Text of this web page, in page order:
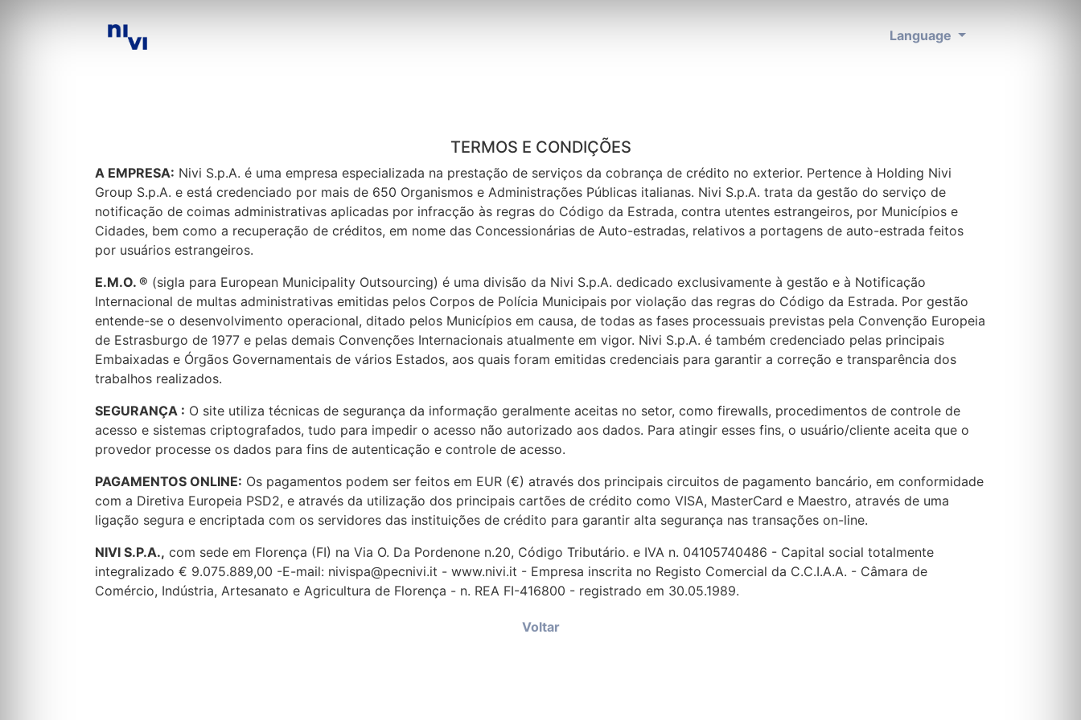
Language
TERMOS E CONDIÇÕES
A EMPRESA: Nivi S.p.A. é uma empresa especializada na prestação de serviços da cobrança de crédito no exterior. Pertence à Holding Nivi
Group S.p.A. e está credenciado por mais de 650 Organismos e Administrações Públicas italianas. Nivi S.p.A. trata da gestão do serviço de
notificação de coimas administrativas aplicadas por infracção às regras do Código da Estrada, contra utentes estrangeiros, por Municípios e
Cidades, bem como a recuperação de créditos, em nome das Concessionárias de Auto-estradas, relativos a portagens de auto-estrada feitos
por usuários estrangeiros.
E.M.O. ® (sigla para European Municipality Outsourcing) é uma divisão da Nivi S.p.A. dedicado exclusivamente à gestão e à Notificação
Internacional de multas administrativas emitidas pelos Corpos de Polícia Municipais por violação das regras do Código da Estrada. Por gestão
entende-se o desenvolvimento operacional, ditado pelos Municípios em causa, de todas as fases processuais previstas pela Convenção Europeia
de Estrasburgo de 1977 e pelas demais Convenções Internacionais atualmente em vigor. Nivi S.p.A. é também credenciado pelas principais
Embaixadas e Órgãos Governamentais de vários Estados, aos quais foram emitidas credenciais para garantir a correção e transparência dos
trabalhos realizados.
SEGURANÇA : O site utiliza técnicas de segurança da informação geralmente aceitas no setor, como firewalls, procedimentos de controle de
acesso e sistemas criptografados, tudo para impedir o acesso não autorizado aos dados. Para atingir esses fins, o usuário/cliente aceita que o
provedor processe os dados para fins de autenticação e controle de acesso.
PAGAMENTOS ONLINE: Os pagamentos podem ser feitos em EUR (€) através dos principais circuitos de pagamento bancário, em conformidade
com a Diretiva Europeia PSD2, e através da utilização dos principais cartões de crédito como VISA, MasterCard e Maestro, através de uma
ligação segura e encriptada com os servidores das instituições de crédito para garantir alta segurança nas transações on-line.
NIVI S.P.A., com sede em Florença (FI) na Via O. Da Pordenone n.20, Código Tributário. e IVA n. 04105740486 - Capital social totalmente
integralizado € 9.075.889,00 -E-mail: nivispa@pecnivi.it - www.nivi.it - Empresa inscrita no Registo Comercial da C.C.I.A.A. - Câmara de
Comércio, Indústria, Artesanato e Agricultura de Florença - n. REA FI-416800 - registrado em 30.05.1989.
Voltar